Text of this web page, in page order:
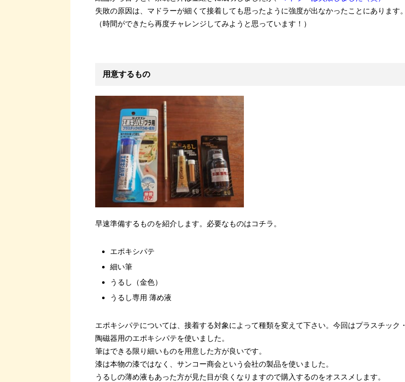
失敗の原因は、マドラーが細くて接着しても思ったように強度が出なかったことにあります。
（時間ができたら再度チャレンジしてみようと思っています！）
用意するもの
早速準備するものを紹介します。必要なものはコチラ。
エポキシパテ
細い筆
うるし（金色）
うるし専用 薄め液
エポキシパテについては、接着する対象によって種類を変えて下さい。今回はプラスチック・
陶磁器用のエポキシパテを使いました。
筆はできる限り細いものを用意した方が良いです。
漆は本物の漆ではなく、サンコー商会という会社の製品を使いました。
うるしの薄め液もあった方が見た目が良くなりますので購入するのをオススメします。